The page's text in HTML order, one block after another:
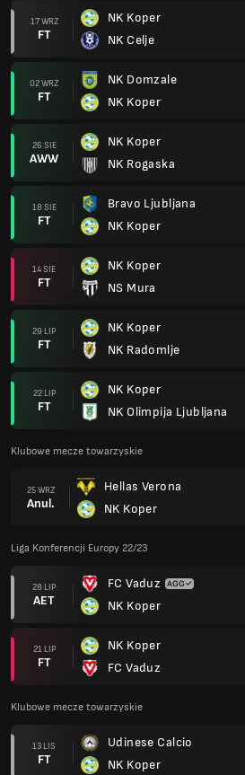
17 WRZ
FT
NK Koper
NK Celje
02 WRZ
FT
NK Domzale
NK Koper
26 SIE
AWW
NK Koper
NK Rogaska
18 SIE
FT
Bravo Ljubljana
NK Koper
14 SIE
FT
NK Koper
NS Mura
29 LIP
FT
NK Koper
NK Radomlje
22 LIP
FT
NK Koper
NK Olimpija Ljubljana
Klubowe mecze towarzyskie
25 WRZ
Anul.
Hellas Verona
NK Koper
Liga Konferencji Europy 22/23
28 LIP
AET
FC Vaduz
NK Koper
21 LIP
FT
NK Koper
FC Vaduz
Klubowe mecze towarzyskie
13 LIS
FT
Udinese Calcio
NK Koper